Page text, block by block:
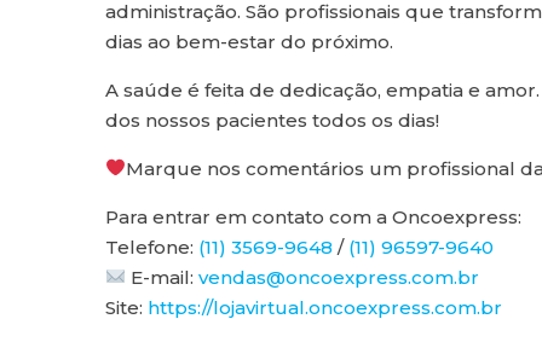
administração. São profissionais que
dias ao bem-estar do próximo.
A saúde é feita de dedicação, empatia e
dos nossos pacientes todos os dias!
Marque nos comentários um profissional
Para entrar em contato com a Oncoexpress:
Telefone: (11) 3569-9648 / (11) 96597-9640
E-mail:vendas@oncoexpress.com.br
Site: https://lojavirtual.oncoexpress.com.br